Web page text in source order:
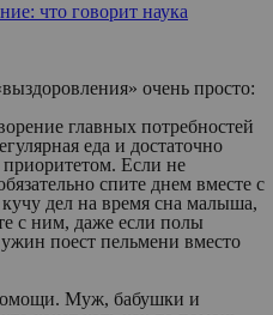
что говорит наука
очень просто:
главных потребностей
еда и достаточно
Если не
спите днем вместе с
дел на время сна малыша,
с ним, даже если полы
поест пельмени вместо
Муж, бабушки и